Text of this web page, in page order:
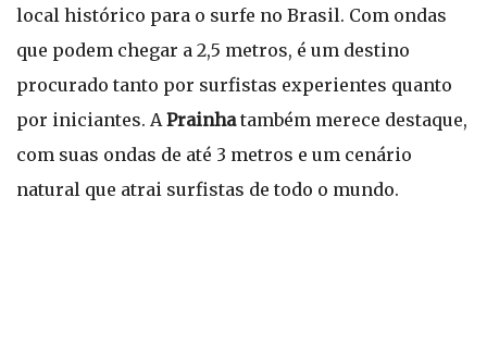
local histórico para o surfe no Brasil. Com ondas
que podem chegar a 2,5 metros, é um destino
procurado tanto por surfistas experientes quanto
por iniciantes. APrainhatambém merece destaque,
com suas ondas de até 3 metros e um cenário
natural que atrai surfistas de todo o mundo.